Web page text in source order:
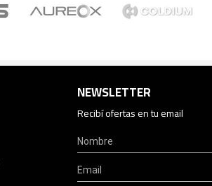
NEWSLETTER
Recibí ofertas en tu email